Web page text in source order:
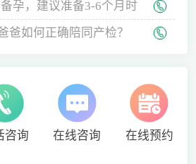
孕，建议准备3-6个月时
爸如何正确陪同产检？
咨询 在线咨询 在线预约